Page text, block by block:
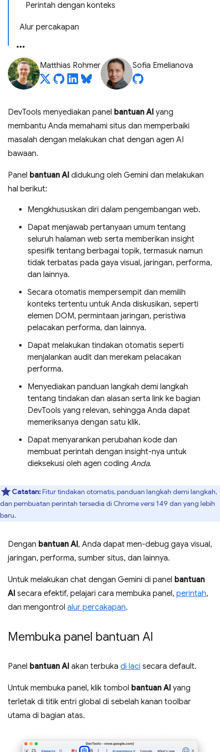
Perintah dengan konteks
Alur percakapan
Matthias Rohmer Sofia Emelianova
DevTools menyediakan panel bantuan AI yang
membantu Anda memahami situs dan memperbaiki
masalah dengan melakukan chat dengan agen AI
bawaan.
Panel bantuan AI didukung oleh Gemini dan melakukan
hal berikut:
Mengkhususkan diri dalam pengembangan web.
Dapat menjawab pertanyaan umum tentang
seluruh halaman web serta memberikan insight
spesifik tentang berbagai topik, termasuk namun
tidak terbatas pada gaya visual, jaringan, performa,
dan lainnya.
Secara otomatis mempersempit dan memilih
konteks tertentu untuk Anda diskusikan, seperti
elemen DOM, permintaan jaringan, peristiwa
pelacakan performa, dan lainnya.
Dapat melakukan tindakan otomatis seperti
menjalankan audit dan merekam pelacakan
performa.
Menyediakan panduan langkah demi langkah
tentang tindakan dan alasan serta link ke bagian
DevTools yang relevan, sehingga Anda dapat
memeriksanya dengan satu klik.
Dapat menyarankan perubahan kode dan
membuat perintah dengan insight-nya untuk
dieksekusi oleh agen coding Anda.
Catatan:Fitur tindakan otomatis, panduan langkah demi langkah,
dan pembuatan perintah tersedia di Chrome versi 149 dan yang lebih
baru.
Dengan bantuan AI, Anda dapat men-debug gaya visual,
jaringan, performa, sumber situs, dan lainnya.
Untuk melakukan chat dengan Gemini di panel bantuan
AI secara efektif, pelajari cara membuka panel, perintah,
dan mengontrol alur percakapan.
Membuka panel bantuan AI
Panel bantuan AI akan terbuka di laci secara default.
Untuk membuka panel, klik tombol bantuan AI yang
terletak di titik entri global di sebelah kanan toolbar
utama di bagian atas.